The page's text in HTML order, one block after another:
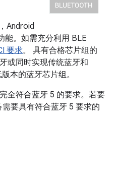
Android
能。如需充分利用 BLE
要求。 具有合格芯片组的
或同时实现传统蓝牙和
本的蓝牙芯片组。
全符合蓝牙 5 的要求。若要
要具有符合蓝牙 5 要求的